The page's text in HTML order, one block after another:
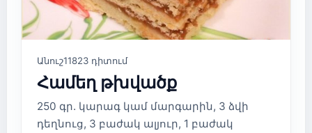
Անուշ11823 դիտում
Համեղ թխվածք
250 գր. կարագ կամ մարգարին, 3 ձվի
դեղնուց, 3 բաժակ ալյուր, 1 բաժակ